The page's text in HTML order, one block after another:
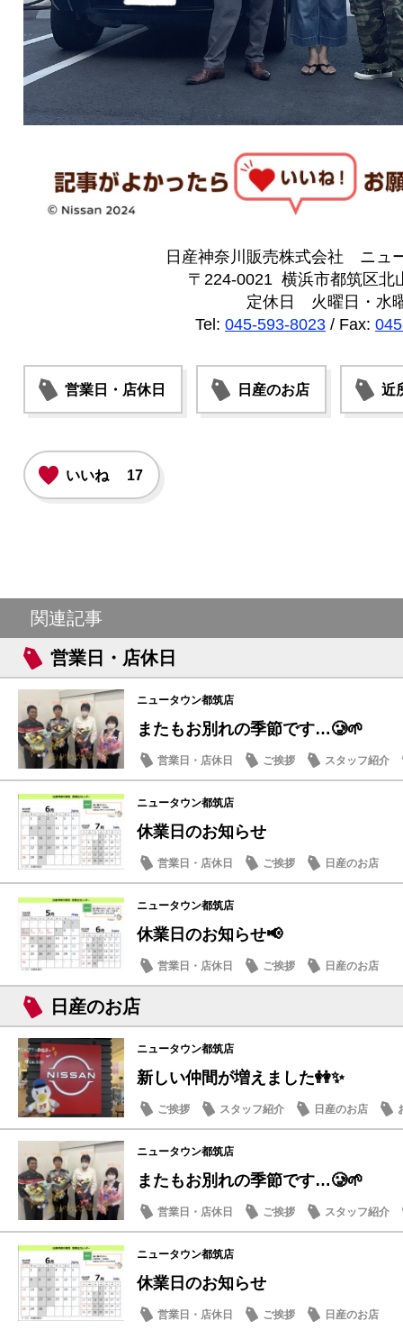
日産神奈川販売株式会社 ニュ
〒224-0021 横浜市都筑区北
定休日 火曜日・水
Tel: 045-593-8023 / Fax:
営業日・店休日 日産のお店 近
いいね 17
関連記事
営業日・店休日
ニュータウン都筑店
またもお別れの季節です…🥲🌱
営業日・店休日 ご挨拶 スタッフ紹介
ニュータウン都筑店
休業日のお知らせ
営業日・店休日 ご挨拶 日産のお店
ニュータウン都筑店
休業日のお知らせ📢
営業日・店休日 ご挨拶 日産のお店
日産のお店
ニュータウン都筑店
新しい仲間が増えました👭✨
ご挨拶 スタッフ紹介 日産のお店
ニュータウン都筑店
またもお別れの季節です…🥲🌱
営業日・店休日 ご挨拶 スタッフ紹介
ニュータウン都筑店
休業日のお知らせ
営業日・店休日 ご挨拶 日産のお店